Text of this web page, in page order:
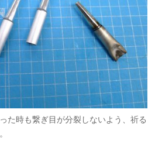
た時も繋ぎ目が分裂しないよう、祈る